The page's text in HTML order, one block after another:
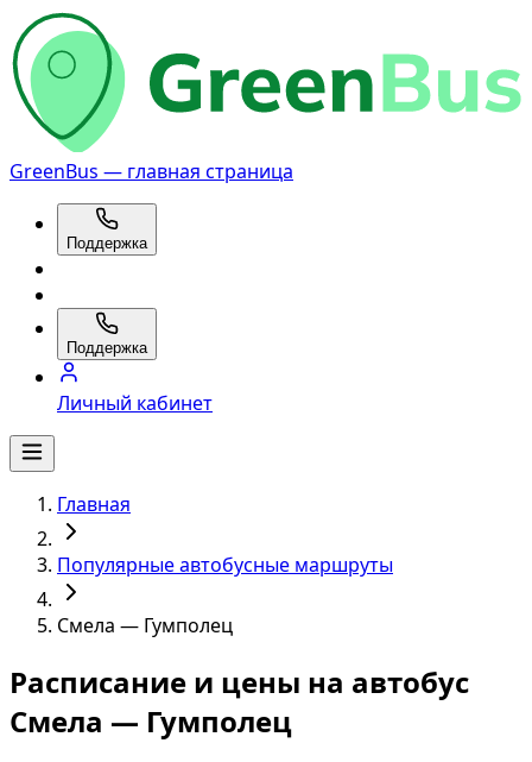
GreenBus — главная страница
Поддержка
Поддержка
Личный кабинет
Главная
Популярные автобусные маршруты
Смела — Гумполец
Расписание и цены на автобус
Смела — Гумполец